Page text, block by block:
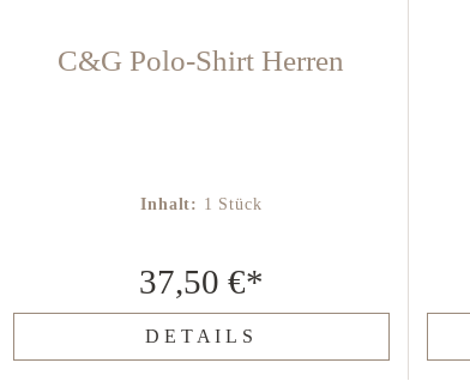
C&G Polo-Shirt Herren
Inhalt: 1 Stück
37,50 €*
DETAILS